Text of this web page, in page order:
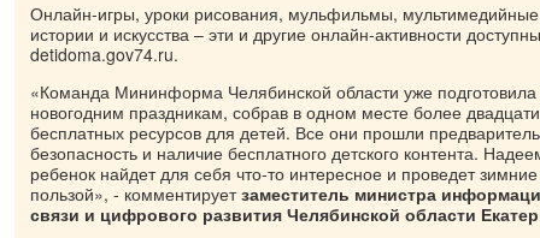
Онлайн-игры, уроки рисования, мульфильмы, мультимедийные
истории и искусства – эти и другие онлайн-активности
detidoma.gov74.ru.
«Команда Мининформа Челябинской области уже
новогодним праздникам, собрав в одном месте более
бесплатных ресурсов для детей. Все они прошли
безопасность и наличие бесплатного детского контента.
ребенок найдет для себя что-то интересное и проведет
пользой», - комментируетзаместитель министра
связи и цифрового развития Челябинской области